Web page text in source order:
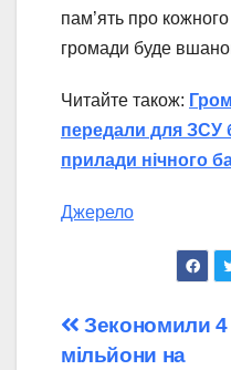
пам’ять про
громади буде
Читайте також:
передали для ЗСУ
прилади нічного
Джерело
Навігація
Зекономили 4
мільйони на